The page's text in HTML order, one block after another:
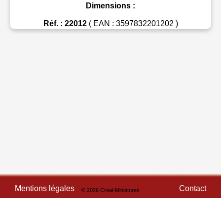
Dimensions :
Réf. : 22012( EAN : 3597832201202 )
Mentions légales © 2026 Creal-Miniatures Contact